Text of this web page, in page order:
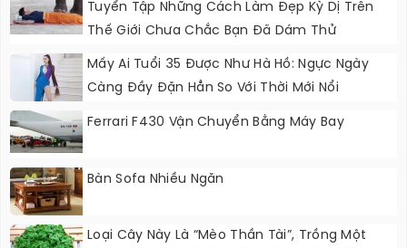
Tuyển Tập Những Cách Làm Đẹp Kỳ Dị Trên
Thế Giới Chưa Chắc Bạn Đã Dám Thử
Mấy Ai Tuổi 35 Được Như Hà Hồ: Ngực Ngày
Càng Đầy Đặn Hẳn So Với Thời Mới Nổi
Ferrari F430 Vận Chuyển Bằng Máy Bay
Bàn Sofa Nhiều Ngăn
Loại Cây Này Là “mèo Thần Tài”, Trồng Một